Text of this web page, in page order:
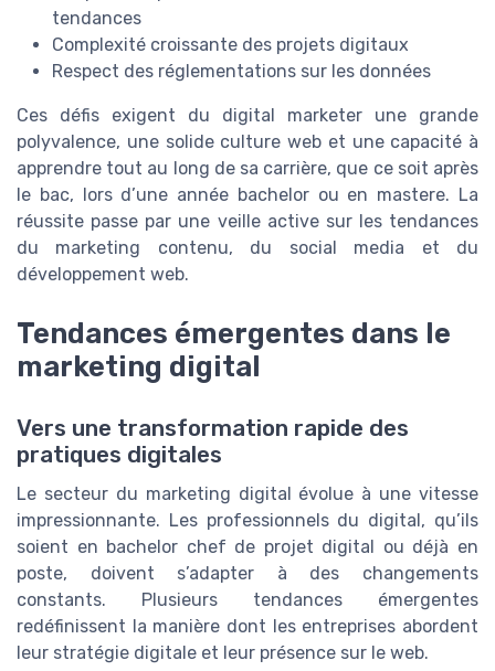
tendances
Complexité croissante des projets digitaux
Respect des réglementations sur les données
Ces défis exigent du digital marketer une grande
polyvalence, une solide culture web et une capacité à
apprendre tout au long de sa carrière, que ce soit après
le bac, lors d’une année bachelor ou en mastere. La
réussite passe par une veille active sur les tendances
du marketing contenu, du social media et du
développement web.
Tendances émergentes dans le
marketing digital
Vers une transformation rapide des
pratiques digitales
Le secteur du marketing digital évolue à une vitesse
impressionnante. Les professionnels du digital, qu’ils
soient en bachelor chef de projet digital ou déjà en
poste, doivent s’adapter à des changements
constants. Plusieurs tendances émergentes
redéfinissent la manière dont les entreprises abordent
leur stratégie digitale et leur présence sur le web.